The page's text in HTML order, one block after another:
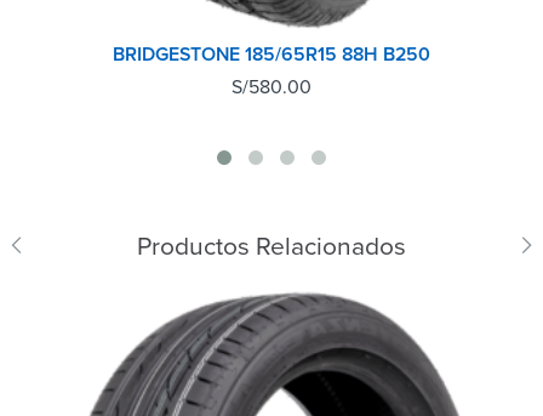
BRIDGESTONE 185/65R15 88H B250
S/580.00
Productos Relacionados